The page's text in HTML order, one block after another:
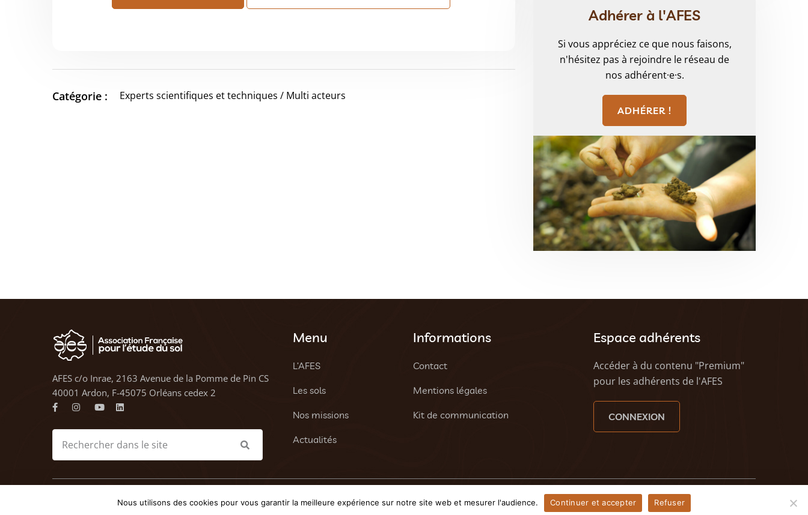
Catégorie : Experts scientifiques et techniques / Multi acteurs
Adhérer à l'AFES
Si vous appréciez ce que nous faisons,
n'hésitez pas à rejoindre le réseau de
nos adhérent·e·s.
ADHÉRER !
AFES c/o Inrae, 2163 Avenue de la Pomme de Pin CS
40001 Ardon, F-45075 Orléans cedex 2
Menu
L’AFES
Les sols
Nos missions
Actualités
Informations
Contact
Mentions légales
Kit de communication
Espace adhérents
Accéder à du contenu "Premium"
pour les adhérents de l'AFES
CONNEXION
© 2023 AFES - Tous droits réservés - Une créationTony Oheix : Agence Web CaenetWeezy - Agence web à Caen
Nous utilisons des cookies pour vous garantir la meilleure expérience sur notre site web et mesurer l'audience. Continuer et accepter Refuser